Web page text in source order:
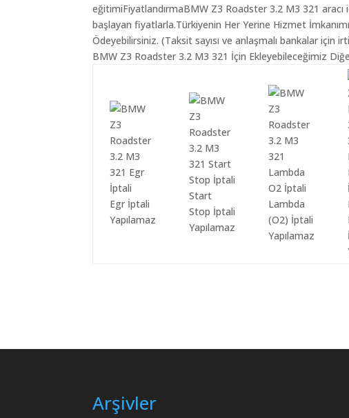
eğitimiFiyatlandırmaBMW Z3 Roadster 3.2 M3 321
başlayan fiyatlarla.Türkiyenin Her Yerine Hizmet
Ödeyebilirsiniz. (Taksit sayısı ve anlaşmalı bankalar için
BMW Z3 Roadster 3.2 M3 321 İçin Ekleyebileceğimiz
Egr İptali
Yapılamaz
Start
Stop İptali
Yapılamaz
Lambda
(O2) İptali
Yapılamaz
Arşivler